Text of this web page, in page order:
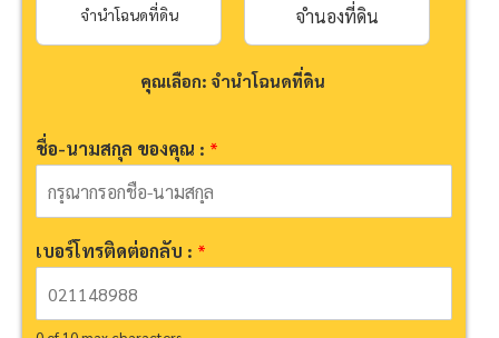
จำนำโฉนดที่ดิน จำนองที่ดิน
คุณเลือก: จำนำโฉนดที่ดิน
ชื่อ-นามสกุล ของคุณ : *
เบอร์โทรติดต่อกลับ : *